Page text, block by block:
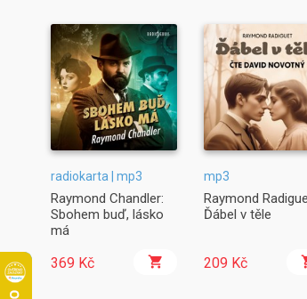
radiokarta | mp3
Raymond Chandler:
Sbohem buď, lásko
má
369 Kč
mp3
Raymond
Ďábel v těle
209 Kč